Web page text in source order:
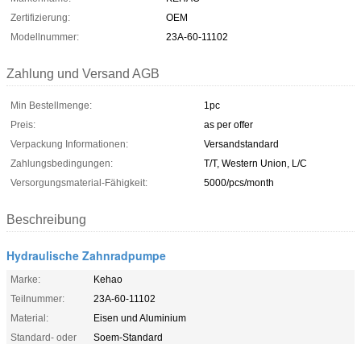
Zertifizierung:
OEM
Modellnummer:
23A-60-11102
Zahlung und Versand AGB
Min Bestellmenge:
1pc
Preis:
as per offer
Verpackung Informationen:
Versandstandard
Zahlungsbedingungen:
T/T, Western Union, L/C
Versorgungsmaterial-Fähigkeit:
5000/pcs/month
Beschreibung
Hydraulische Zahnradpumpe
Marke:
Kehao
Teilnummer:
23A-60-11102
Material:
Eisen und Aluminium
Standard- oder
Soem-Standard